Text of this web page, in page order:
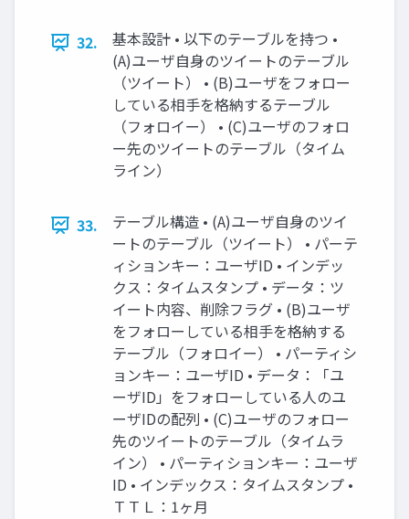
32.
基本設計 • 以下のテーブルを持つ •
(A)ユーザ自身のツイートのテーブル
（ツイート） • (B)ユーザをフォロー
している相手を格納するテーブル
（フォロイー） • (C)ユーザのフォロ
ー先のツイートのテーブル（タイム
ライン）
33.
テーブル構造 • (A)ユーザ自身のツイ
ートのテーブル（ツイート） • パーテ
ィションキー：ユーザID • インデッ
クス：タイムスタンプ • データ：ツ
イート内容、削除フラグ • (B)ユーザ
をフォローしている相手を格納する
テーブル（フォロイー） • パーティシ
ョンキー：ユーザID • データ：「ユ
ーザID」をフォローしている人のユ
ーザIDの配列 • (C)ユーザのフォロー
先のツイートのテーブル（タイムラ
イン） • パーティションキー：ユーザ
ID • インデックス：タイムスタンプ •
ＴＴＬ：1ヶ月